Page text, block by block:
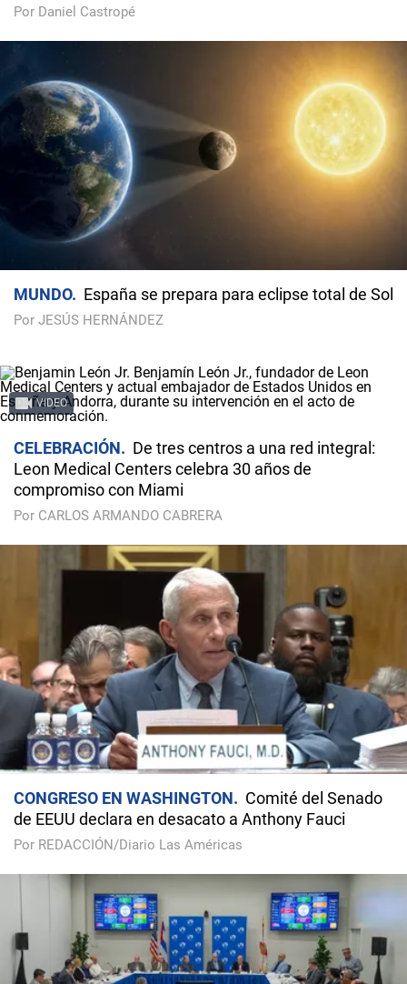
Por Daniel Castropé
MUNDO España se prepara para eclipse total de Sol
Por JESÚS HERNÁNDEZ
VIDEO
CELEBRACIÓN
De tres centros a una red integral:
Leon Medical Centers celebra 30 años de
compromiso con Miami
Por CARLOS ARMANDO CABRERA
CONGRESO EN WASHINGTON
Comité del Senado
de EEUU declara en desacato a Anthony Fauci
Por REDACCIÓN/Diario Las Américas